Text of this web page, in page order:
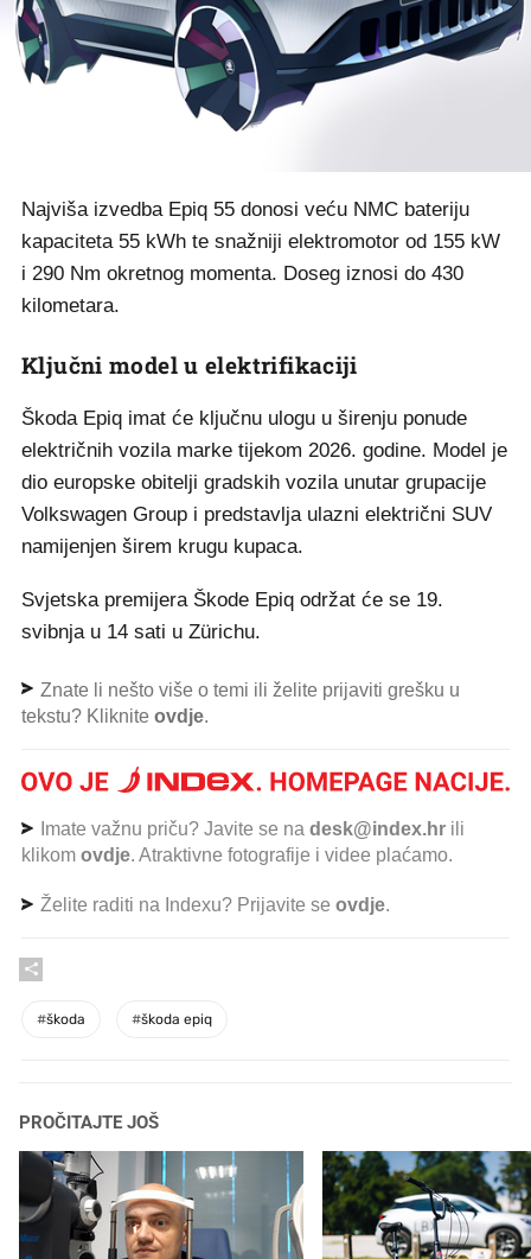
Najviša izvedba Epiq 55 donosi veću NMC bateriju
kapaciteta 55 kWh te snažniji elektromotor od 155 kW
i 290 Nm okretnog momenta. Doseg iznosi do 430
kilometara.
Ključni model u elektrifikaciji
Škoda Epiq imat će ključnu ulogu u širenju ponude
električnih vozila marke tijekom 2026. godine. Model je
dio europske obitelji gradskih vozila unutar grupacije
Volkswagen Group i predstavlja ulazni električni SUV
namijenjen širem krugu kupaca.
Svjetska premijera Škode Epiq održat će se 19.
svibnja u 14 sati u Zürichu.
Znate li nešto više o temi ili želite prijaviti grešku u
tekstu? Kliknite ovdje.
Imate važnu priču? Javite se na desk@index.hr ili
klikom ovdje. Atraktivne fotografije i videe plaćamo.
Želite raditi na Indexu? Prijavite se ovdje.
#škoda #škoda epiq
PROČITAJTE JOŠ